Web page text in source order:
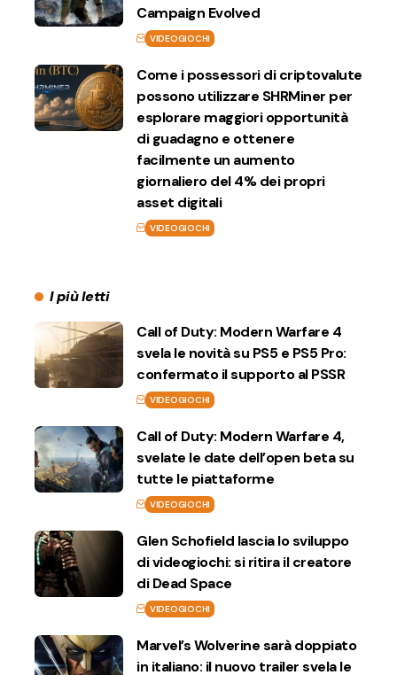
Campaign Evolved
VIDEOGIOCHI
Come i possessori di criptovalute
possono utilizzare SHRMiner per
esplorare maggiori opportunità
di guadagno e ottenere
facilmente un aumento
giornaliero del 4% dei propri
asset digitali
VIDEOGIOCHI
I più letti
Call of Duty: Modern Warfare 4
svela le novità su PS5 e PS5 Pro:
confermato il supporto al PSSR
VIDEOGIOCHI
Call of Duty: Modern Warfare 4,
svelate le date dell’open beta su
tutte le piattaforme
VIDEOGIOCHI
Glen Schofield lascia lo sviluppo
di videogiochi: si ritira il creatore
di Dead Space
VIDEOGIOCHI
Marvel’s Wolverine sarà doppiato
in italiano: il nuovo trailer svela le